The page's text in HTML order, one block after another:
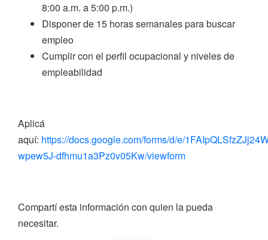
8:00 a.m. a 5:00 p.m.)
Disponer de 15 horas semanales para buscar
empleo
Cumplir con el perfil ocupacional y niveles de
empleabilidad
Aplicá
aquí: https://docs.google.com/forms/d/e/
wpew5J-dfhmu1a3Pz0v05Kw/viewform
Compartí esta información con quien la pueda
necesitar.